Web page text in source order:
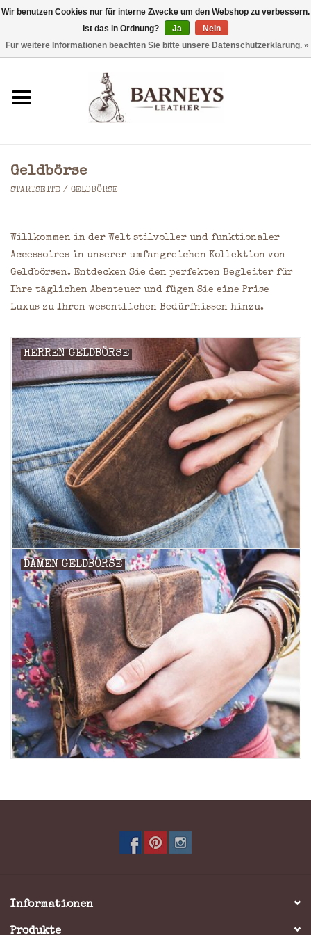
0 Artikel - €0,00
Geldbörse
Rucksäcke
Accessoires
Marken
Geldbörse
STARTSEITE / GELDBÖRSE
Willkommen in der Welt stilvoller und funktionaler
Accessoires in unserer umfangreichen Kollektion von
Geldbörsen. Entdecken Sie den perfekten Begleiter für
Ihre täglichen Abenteuer und fügen Sie eine Prise
Luxus zu Ihren wesentlichen Bedürfnissen hinzu.
HERREN GELDBÖRSE
DAMEN GELDBÖRSE
Informationen
Produkte
Wir benutzen Cookies nur für interne Zwecke um den Webshop zu verbessern.
Ist das in Ordnung?
Ja
Nein
Für weitere Informationen beachten Sie bitte unsere Datenschutzerklärung. »